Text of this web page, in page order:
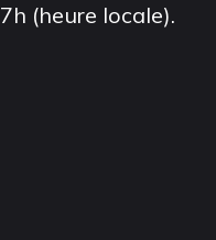
(heure locale).